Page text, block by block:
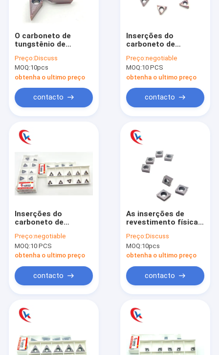
Produtos
Sobre nós
O carboneto de
tungstênio de
inoxidável de
VBMT160404-MV
introduz o
revestimento de PVD
Preço:Discuss
MOQ:10pcs
obtenha o ultimo preço
contacto
Inserções do
carboneto de
do de ponta de
TPGH090202L-S 60°
para fazer à máquina
Preço:negotiable
MOQ:10 PCS
obtenha o ultimo preço
contacto
Inserções do
carboneto de
Coating Tungsten
com ângulo do de
ponta 60°
Preço:negotiable
MOQ:10 PCS
obtenha o ultimo preço
contacto
As inserções de
revestimento físicas
tungstênio
CCMT120404 vestem
- resistente
Preço:Discuss
MOQ:10pcs
obtenha o ultimo preço
contacto